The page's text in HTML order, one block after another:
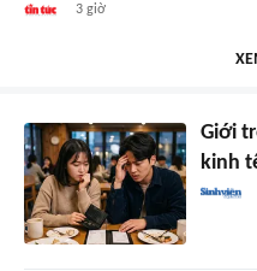
3 giờ
Giới
kinh